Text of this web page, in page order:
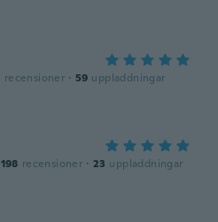
recensioner · 59 uppladdningar
198 recensioner · 23 uppladdningar